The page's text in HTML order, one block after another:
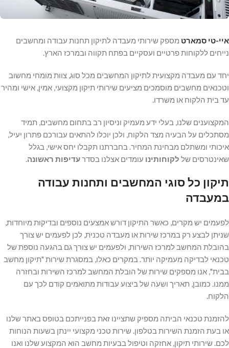
איי-טי סמארט מספק שירותי מעבדה לתיקון תחנות עבודה ומחשבים
נייחים ללקוחות פרטיים ועסקיים בפתח תקווה ובמרכז הארץ.
יחד עם מעבדה מקצועית לתיקון המחשבים מכל סוג, צוות מומחי מחשוב
וטכנאים מחשבים מוסמכים מציעים שירותי תיקון מקצועי, אמין, אישי ומהיר
עד בית הלקוח או משרדו.
המקצוענים שלנו, בעלי ידע מעמיק וניסיון רב בתחום מחשבים, תמיד
מסתכלים על הבעיה מצד הלקוח, ולכן יוכלו להתאים עבורכם פתרון יעיל,
איכותי ומשתלם מבחינת המחיר. בחברתנו תקבלו יחס אישי, בגלל
שאינטרסים של לקוחותינו עומדים אצלנו בסדרעדיפות ראשונה.
תיקון כל סוגי המחשבים ותחנות עבודה
במעבדה
לפעמים יש מקרים, כאשר התיקון דורש אמצעים נוספים ובדיקות מיוחדות,
שניתן לבצע רק במרכז שירות או מעבדה טכנית, לכן לפעמים יש צורך
בהובלת המחשב למרכז השירות, ולפעמים יש צורך גם בהגעה נוספת של
טכנאי לבדיקה מעמיקה יותר. במקרים כאלו, במסגרת שירות "תיקון מחשב
בבית", אנו מספקים שירות של הובלת המחשב למרכז השירות ובחזרה
ממנו. כמובן, תאריך ושעה של ביצוע עבודות מתואמים קודם לכך עם
הלקוח.
להזמנת טכנאי הביתה מספיק שתציינו זאת בפנייתכם בטופס באתר שלנו
או בעת הזמנת השירות בטלפון. שירות טכני מקצועי יינתן בשעות הנוחות
לכם. שירותי תיקון, אחזקה וטיפול בבעיות מחשב הוא המקצוע שלנו ואנו